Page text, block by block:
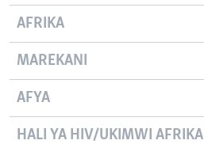
AFRIKA
MAREKANI
AFYA
HALI YA HIV/UKIMWI AFRIKA